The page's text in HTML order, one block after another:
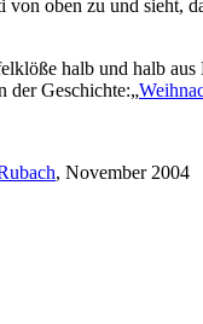
oben zu und sieht,
halb und halb aus
der Geschichte:
, November 2004